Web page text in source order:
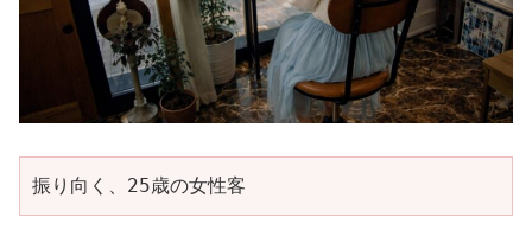
振り向く、25歳の女性客